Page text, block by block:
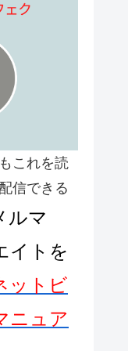
これを読
信できる
ルマ
イトを
ットビ
ニュア